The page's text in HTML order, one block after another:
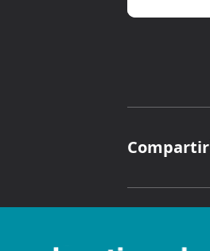
Compartir